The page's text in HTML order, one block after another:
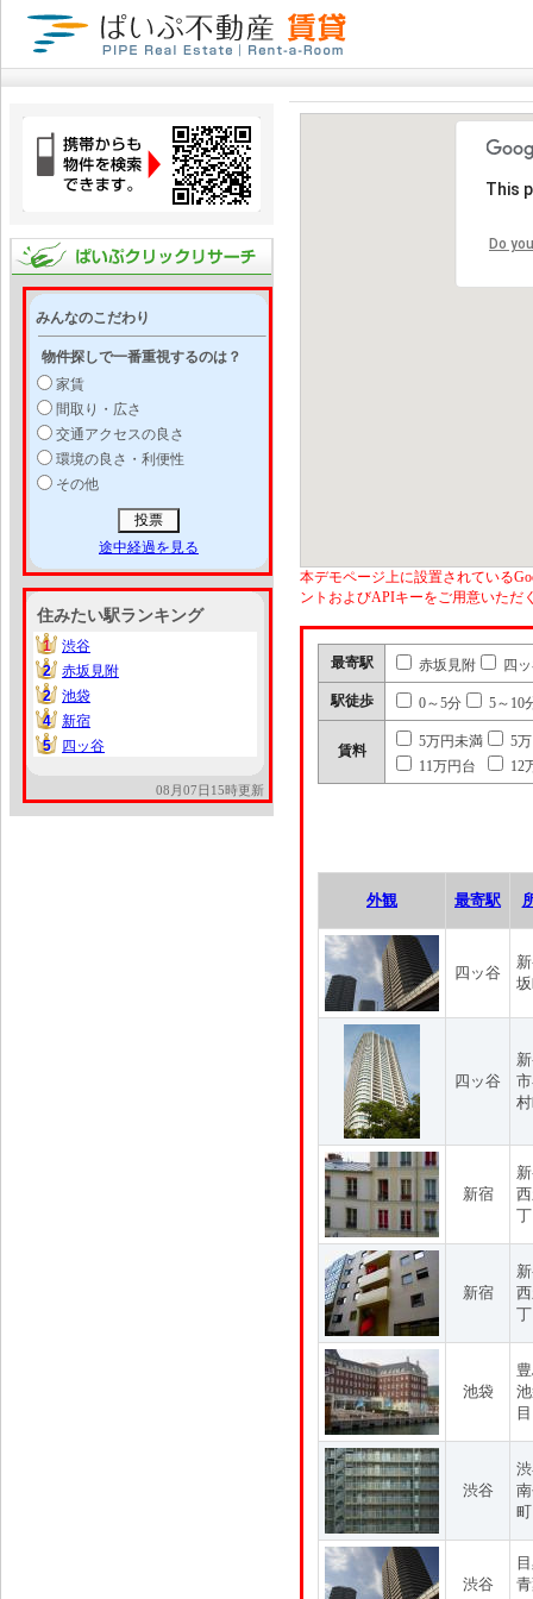
みんなのこだわり
物件探しで一番重視するのは？
家賃
間取り・広さ
交通アクセスの良さ
環境の良さ・利便性
その他
途中経過を見る
住みたい駅ランキング
1
1
渋谷
2
2
赤坂見附
2
2
池袋
4
4
新宿
5
5 四ッ谷
08月07日15時更新
This
Do
本デモページ上に設置されている
ントおよびAPIキーをご用意いただ
最寄駅 赤坂見附 四
駅徒歩 0～5分 5～10
賃料
5万円未満
5
11万円台
12
外観 最寄駅
四ッ谷
四ッ谷
新宿
新宿
池袋
渋谷
渋谷